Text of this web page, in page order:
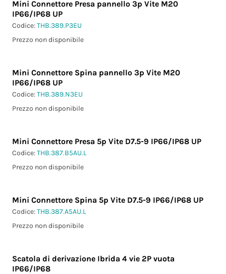
Mini Connettore Presa pannello 3p Vite M20
IP66/IP68 UP
Codice:THB.389.P3EU
Prezzo non disponibile
Mini Connettore Spina pannello 3p Vite M20
IP66/IP68 UP
Codice:THB.389.N3EU
Prezzo non disponibile
Mini Connettore Presa 5p Vite D7.5-9 IP66/IP68 UP
Codice:THB.387.B5AU.L
Prezzo non disponibile
Mini Connettore Spina 5p Vite D7.5-9 IP66/IP68 UP
Codice:THB.387.A5AU.L
Prezzo non disponibile
Scatola di derivazione Ibrida 4 vie 2P vuota
IP66/IP68